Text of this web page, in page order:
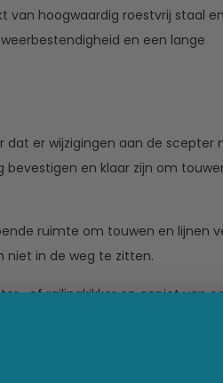
van hoogwaardig roestvrij staal
en een lange
dat er wijzigingen aan de scepter
bevestigen en klaar zijn om
ruimte om touwen en lijnen
in de weg te zitten.
of railingkikker en geniet van
vandaag nog en ervaar het
heeft.